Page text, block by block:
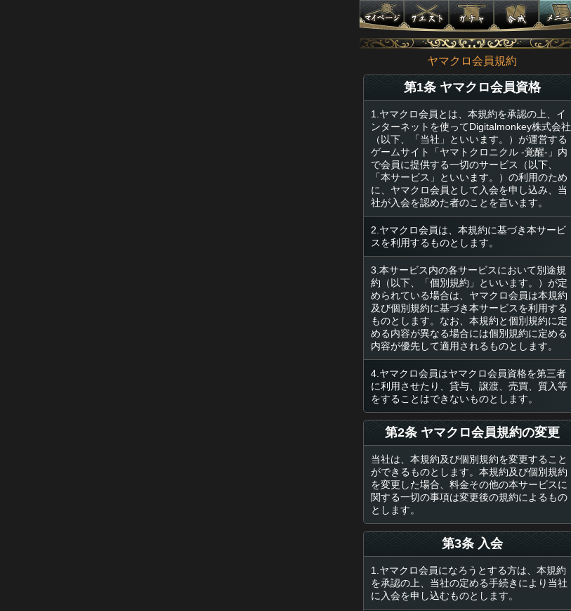
ヤマクロ会員規約
第1条 ヤマクロ会員資格
1.ヤマクロ会員とは、本規約を承認の上、イ
ンターネットを使ってDigitalmonkey株式会社
（以下、「当社」といいます。）が運営する
ゲームサイト「ヤマトクロニクル -覚醒-」内
で会員に提供する一切のサービス（以下、
「本サービス」といいます。）の利用のため
に、ヤマクロ会員として入会を申し込み、当
社が入会を認めた者のことを言います。
2.ヤマクロ会員は、本規約に基づき本サービ
スを利用するものとします。
3.本サービス内の各サービスにおいて別途規
約（以下、「個別規約」といいます。）が定
められている場合は、ヤマクロ会員は本規約
及び個別規約に基づき本サービスを利用する
ものとします。なお、本規約と個別規約に定
める内容が異なる場合には個別規約に定める
内容が優先して適用されるものとします。
4.ヤマクロ会員はヤマクロ会員資格を第三者
に利用させたり、貸与、譲渡、売買、質入等
をすることはできないものとします。
第2条 ヤマクロ会員規約の変更
当社は、本規約及び個別規約を変更すること
ができるものとします。本規約及び個別規約
を変更した場合、料金その他の本サービスに
関する一切の事項は変更後の規約によるもの
とします。
第3条 入会
1.ヤマクロ会員になろうとする方は、本規約
を承認の上、当社の定める手続きにより当社
に入会を申し込むものとします。